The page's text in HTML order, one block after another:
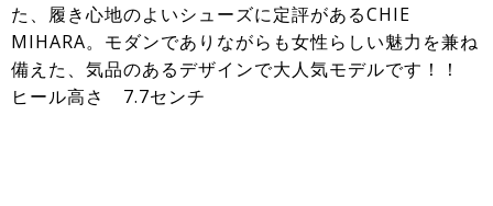
た、履き心地のよいシューズに定評があるCHIE
MIHARA。モダンでありながらも女性らしい魅力を兼ね
備えた、気品のあるデザインで大人気モデルです！！
ヒール高さ 7.7センチ